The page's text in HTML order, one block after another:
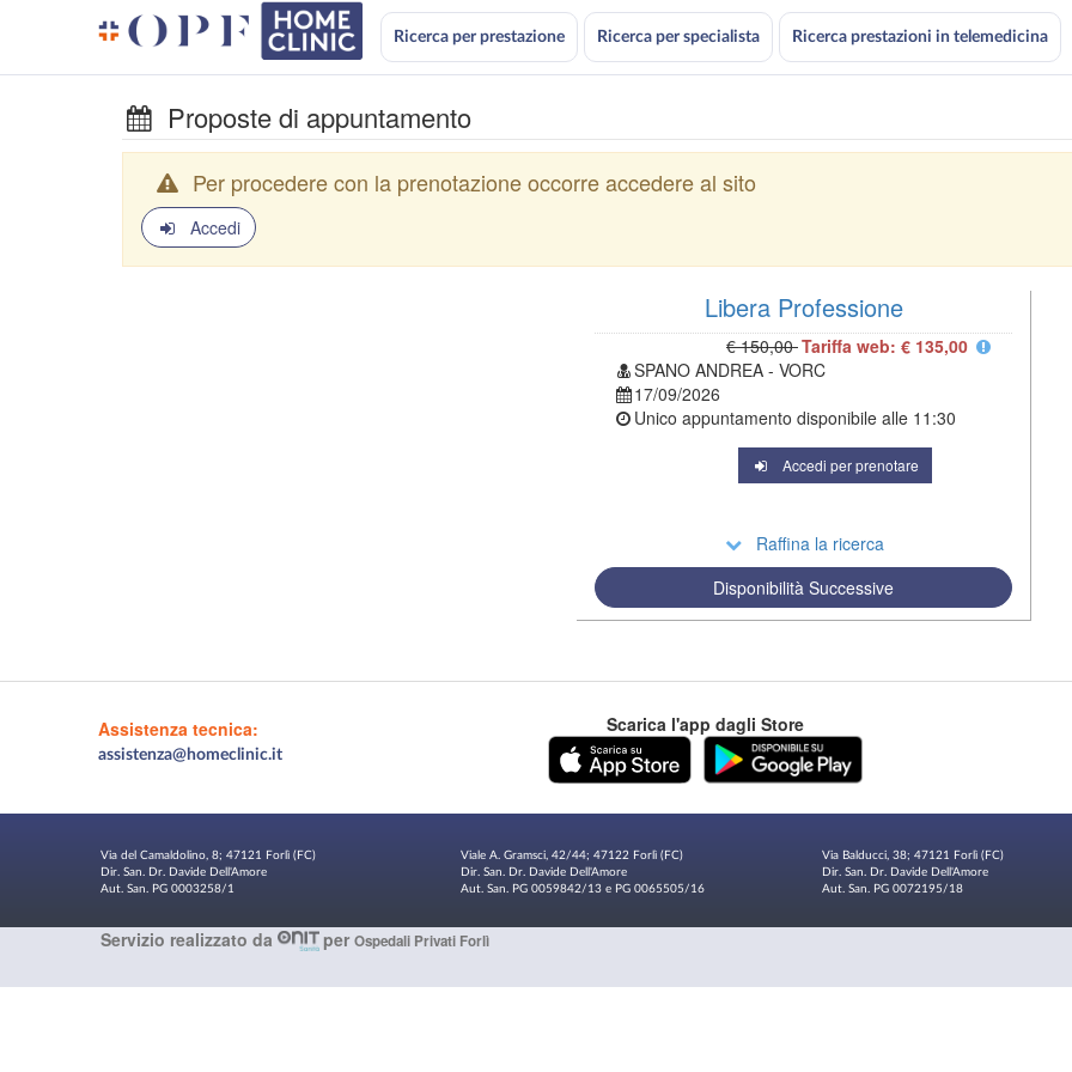
Ricerca per prestazione Ricerca per specialista Ricerca prestazioni in telemedicina
Proposte di appuntamento
Per procedere con la prenotazione occorre accedere al sito
Accedi
Libera Professione
€ 150,00Tariffa web: € 135,00
SPANO ANDREA - VORC
17/09/2026
Unico appuntamento disponibile alle 11:30
Accedi per prenotare
Raffina la ricerca
Disponibilità Successive
Assistenza tecnica:
assistenza@homeclinic.it
Scarica l'app dagli Store
Via del Camaldolino, 8; 47121 Forlì (FC)
Dir. San. Dr. Davide Dell'Amore
Aut. San. PG 0003258/1
Viale A. Gramsci, 42/44; 47122 Forlì (FC)
Dir. San. Dr. Davide Dell'Amore
Aut. San. PG 0059842/13 e PG 0065505/16
Via Balducci, 38; 47121 Forlì (FC)
Dir. San. Dr. Davide Dell'Amore
Aut. San. PG 0072195/18
Servizio realizzato da per Ospedali Privati Forlì